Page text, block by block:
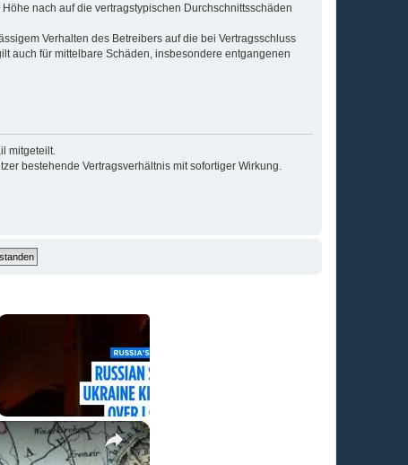
nach auf die vertragstypischen Durchschnittsschäden
Verhalten des Betreibers auf die bei Vertragsschluss
auch für mittelbare Schäden, insbesondere entgangenen
mitgeteilt.
bestehende Vertragsverhältnis mit sofortiger Wirkung.
×